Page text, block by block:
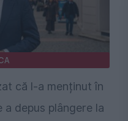
că l-a menținut în
depus plângere la